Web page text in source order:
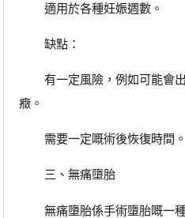
適用於各種妊娠週數。
缺點：
有一定風險，例如可能會出
癥。
需要一定嘅術後恢復時間。
三、無痛墮胎
無痛墮胎係手術墮胎嘅一種